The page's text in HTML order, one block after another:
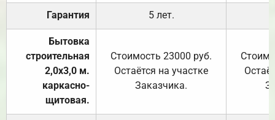
Гарантия 5 лет.
Бытовка
строительная
2,0х3,0 м.
каркасно-
щитовая.
Стоимость 23000 руб.
Остаётся на участке
Заказчика.